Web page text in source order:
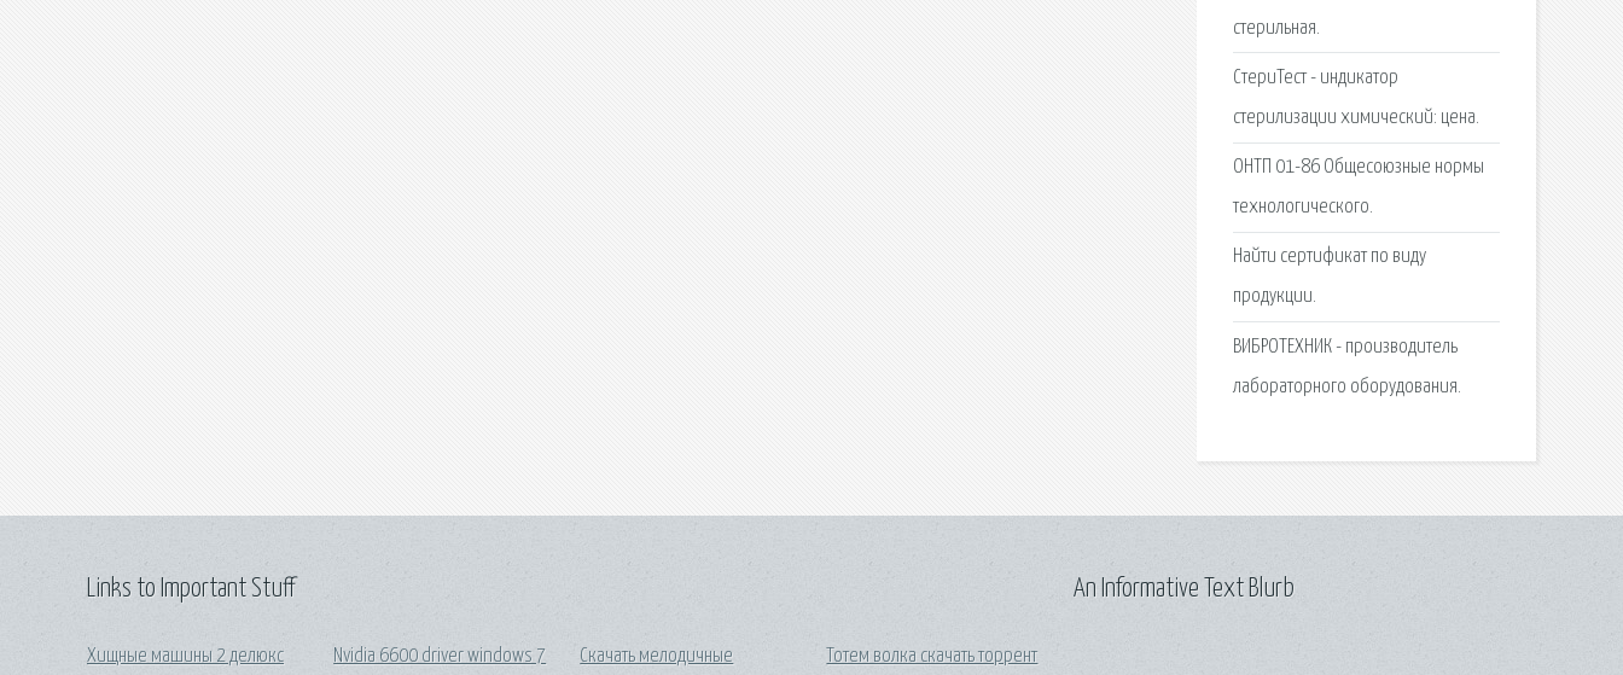
стерильная.
СтериТест - индикатор
стерилизации химический: цена.
ОНТП 01-86 Общесоюзные нормы
технологического.
Найти сертификат по виду
продукции.
ВИБРОТЕХНИК - производитель
лабораторного оборудования.
Links to Important Stuff
Хищные машины 2 делюкс Nvidia 6600 driver windows 7 Скачать мелодичные Тотем волка скачать торрент
An Informative Text Blurb